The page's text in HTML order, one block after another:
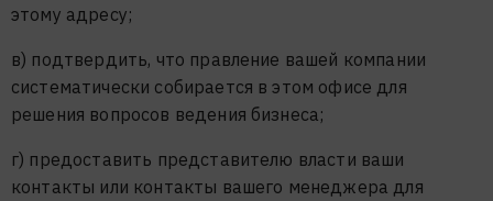
этому адресу;
в) подтвердить, что правление вашей компании
систематически собирается в этом офисе для
решения вопросов ведения бизнеса;
г) предоставить представителю власти ваши
контакты или контакты вашего менеджера для